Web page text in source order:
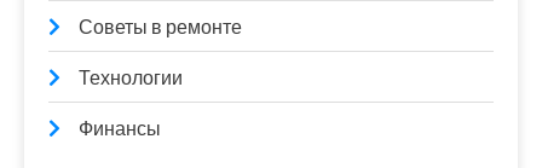
Советы в ремонте
Технологии
Финансы